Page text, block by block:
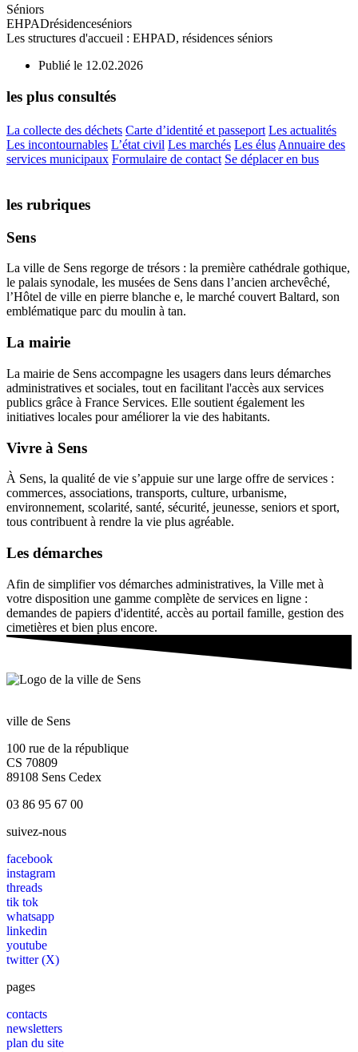
Séniors
EHPADrésidenceséniors
Les structures d'accueil : EHPAD, résidences séniors
Publié le 12.02.2026
les plus consultés
La collecte des déchets Carte d’identité et passeport Les actualités
Les incontournables L’état civil Les marchés Les élus Annuaire des
services municipaux Formulaire de contact Se déplacer en bus
les rubriques
Sens
La ville de Sens regorge de trésors : la première cathédrale gothique,
le palais synodale, les musées de Sens dans l’ancien archevêché,
l’Hôtel de ville en pierre blanche e, le marché couvert Baltard, son
emblématique parc du moulin à tan.
La mairie
La mairie de Sens accompagne les usagers dans leurs démarches
administratives et sociales, tout en facilitant l'accès aux services
publics grâce à France Services. Elle soutient également les
initiatives locales pour améliorer la vie des habitants.
Vivre à Sens
À Sens, la qualité de vie s’appuie sur une large offre de services :
commerces, associations, transports, culture, urbanisme,
environnement, scolarité, santé, sécurité, jeunesse, seniors et sport,
tous contribuent à rendre la vie plus agréable.
Les démarches
Afin de simplifier vos démarches administratives, la Ville met à
votre disposition une gamme complète de services en ligne :
demandes de papiers d'identité, accès au portail famille, gestion des
cimetières et bien plus encore.
ville de Sens
100 rue de la république
CS 70809
89108 Sens Cedex
03 86 95 67 00
suivez-nous
facebook
instagram
threads
tik tok
whatsapp
linkedin
youtube
twitter (X)
pages
contacts
newsletters
plan du site